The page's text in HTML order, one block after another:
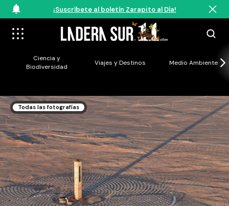
¡Suscríbete al boletín Zarapito al Día!
Ciencia y
Biodiversidad
Viajes y Destinos Medio Ambiente
Todas las fotografías